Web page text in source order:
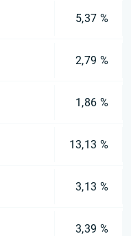
5,37 %
2,79 %
1,86 %
13,13 %
3,13 %
3,39 %